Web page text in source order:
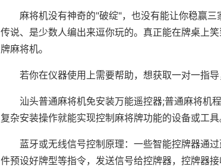
麻将机没有神奇的"破绽"，也没有能让你稳赢
传说、是少数人编出来逗你玩的。真正能在牌桌上
牌麻将机。
若你在仪器使用上需要帮助，想获取一对一指
汕头普通麻将机免安装万能遥控器;普通麻将机
复杂安装操作就能实现控制麻将牌功能的设备或工具
蓝牙或无线信号控制原理：一些智能控牌器通
件预设好牌型等指令，发送信号给控牌器，控牌器